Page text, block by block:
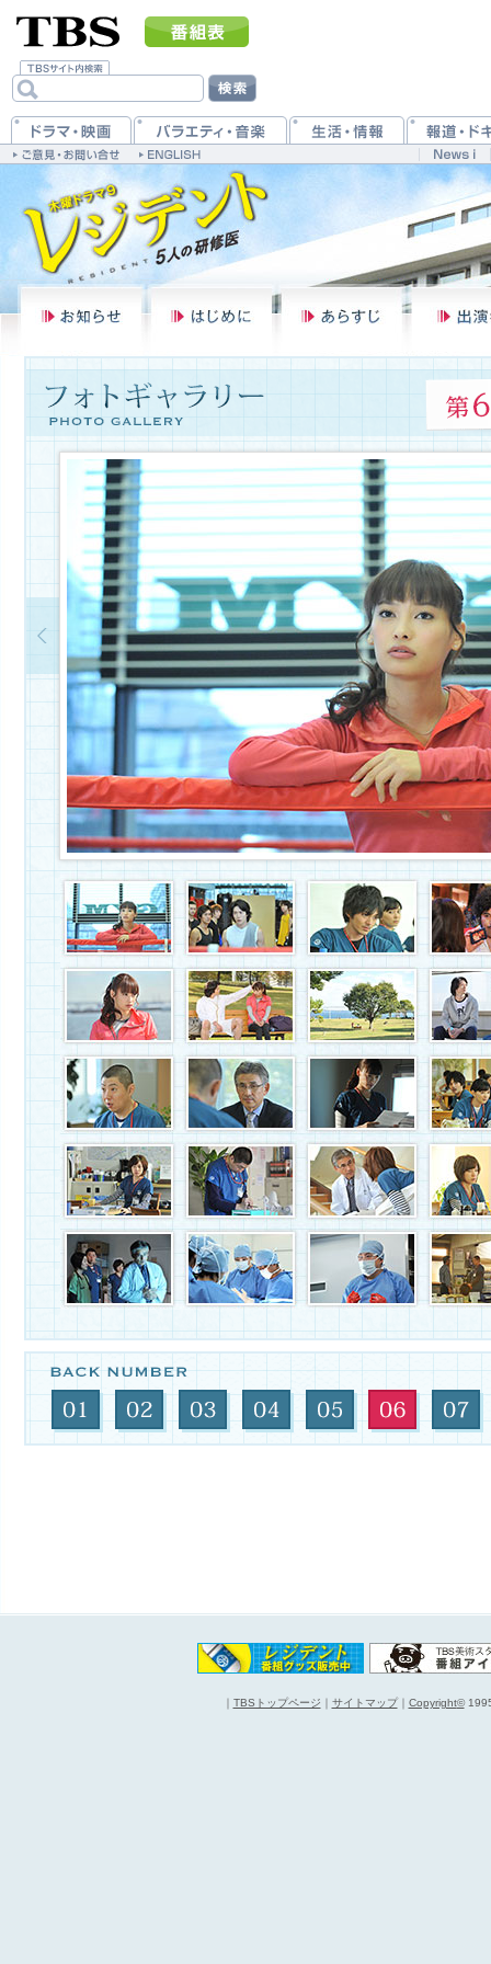
｜ TBSトップページ ｜ サイトマップ｜ Copyright©